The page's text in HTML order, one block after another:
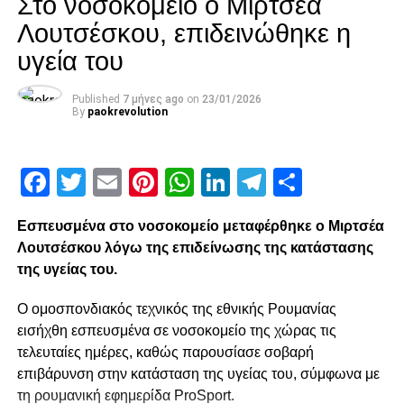
Για τη χαμένη του αυτοπεποίθηση: «Όταν ένας
ποδοσφαιριστής δεν παίζει χάνεται και η αυτοπεποίθηση
και μόνο από τα παιχνίδια μπορεί να επανέλθει».
Για το αν θεωρεί πως μπορούσε να προσφέρει σε κάποια
θέση του αριστερού μπακ και αυτή του σέντερ μπακ. Το να
καθίσω στον ΠΑΟΚ και να παίξω 3-5 παιχνίδια το χρόνο
δεν είναι καλό ούτε για μένα ούτε και για τον ΠΑΟΚ».
Για το μέλλον του: «Δεσμεύομαι με ένα χρόνο συμβόλαιο
ομάδα να συνεχίσω την καριέρα μου πιστεύω θα βρεθεί
και η λύση με τον ΠΑΟΚ».
ADVERTISEMENT
Λουτσέσκου, επιδεινώθηκε η
υγεία του
Published 7 μήνες ago on 23/01/2026
By paokrevolution
Facebook
Twitter
EmailPinterest
WhatsApp
LinkedIn
Telegram
Εσπευσμένα στο νοσοκομείο μεταφέρθηκε ο Μιρτσέα
Λουτσέσκου λόγω της επιδείνωσης της κατάστασης
της υγείας του.
Ο ομοσπονδιακός τεχνικός της εθνικής Ρουμανίας
εισήχθη εσπευσμένα σε νοσοκομείο της χώρας τις
τελευταίες ημέρες, καθώς παρουσίασε σοβαρή
επιβάρυνση στην κατάσταση της υγείας του, σύμφωνα με
τη ρουμανική εφημερίδα ProSport.